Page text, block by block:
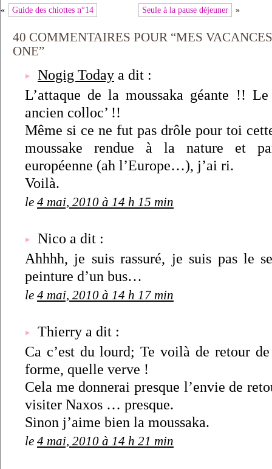
« Guide des chiottes n°14 Seule à la pause déjeuner »
40 COMMENTAIRES POUR “MES
ONE”
Nogig Today a dit :
L’attaque de la moussaka géante !!
ancien colloc’ !!
Même si ce ne fut pas drôle pour toi
moussake rendue à la nature et
européenne (ah l’Europe…), j’ai ri.
Voilà.
le 4 mai, 2010 à 14 h 15 min
Nico a dit :
Ahhhh, je suis rassuré, je suis pas le
peinture d’un bus…
le 4 mai, 2010 à 14 h 17 min
Thierry a dit :
Ca c’est du lourd; Te voilà de retour
forme, quelle verve !
Cela me donnerai presque l’envie de
visiter Naxos … presque.
Sinon j’aime bien la moussaka.
le 4 mai, 2010 à 14 h 21 min